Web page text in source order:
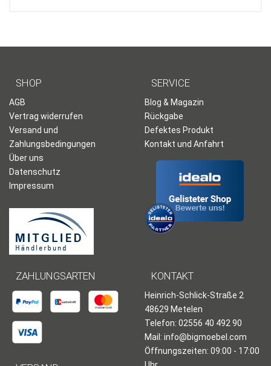
SHOP
AGB
Vertrag widerrufen
Versand und
Zahlungsbedingungen
Über uns
Datenschutz
Impressum
SERVICE
Blog & Magazin
Rückgabe
Defektes Produkt
Kontakt und Anfahrt
ZAHLUNGSARTEN KONTAKT
Heinrich-Schlick-Straße 2
48629 Metelen
Telefon: 02556 40 492 90
Mail: info@bigmoebel.com
Öffnungszeiten: 09:00 - 17:00